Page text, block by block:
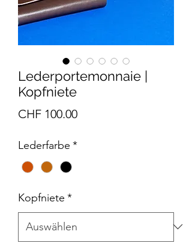
Lederportemonnaie |
Kopfniete
CHF 100.00Preis
Lederfarbe *
Kopfniete *